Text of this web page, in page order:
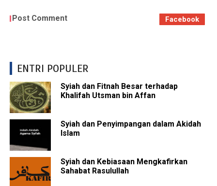
Post Comment Facebook
ENTRI POPULER
Syiah dan Fitnah Besar terhadap
Khalifah Utsman bin Affan
Syiah dan Penyimpangan dalam Akidah
Islam
Syiah dan Kebiasaan Mengkafirkan
Sahabat Rasulullah